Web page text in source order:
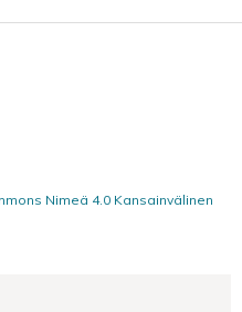
Nimeä 4.0 Kansainvälinen